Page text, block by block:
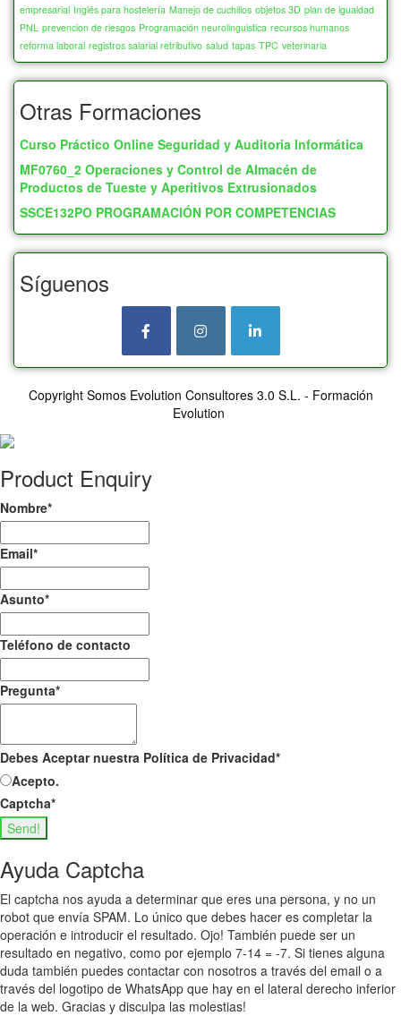
empresarial Inglés para hostelería Manejo de cuchillos objetos 3D plan de igualdad
PNL prevencion de riesgos Programación neurolinguistica recursos humanos
reforma laboral registros salarial retributivo salud tapas TPC veterinaria
Otras Formaciones
Curso Práctico Online Seguridad y Auditoria Informática
MF0760_2 Operaciones y Control de Almacén de
Productos de Tueste y Aperitivos Extrusionados
SSCE132PO PROGRAMACIÓN POR COMPETENCIAS
Síguenos
Copyright Somos Evolution Consultores 3.0 S.L. - Formación
Evolution
Product Enquiry
Nombre*
Email*
Asunto*
Teléfono de contacto
Pregunta*
Debes Aceptar nuestra Política de Privacidad*
Acepto.
Captcha*
Send!
Ayuda Captcha
El captcha nos ayuda a determinar que eres una persona, y no un
robot que envía SPAM. Lo único que debes hacer es completar la
operación e introducir el resultado. Ojo! También puede ser un
resultado en negativo, como por ejemplo 7-14 = -7. Si tienes alguna
duda también puedes contactar con nosotros a través del email o a
través del logotipo de WhatsApp que hay en el lateral derecho inferior
de la web. Gracias y disculpa las molestias!